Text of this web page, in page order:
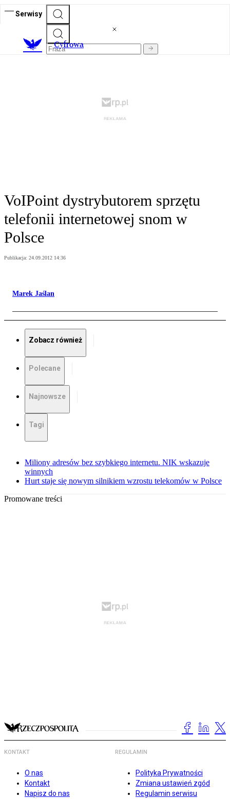
Serwisy
Cyfrowa
VoIPoint dystrybutorem sprzętu
telefonii internetowej snom w
Polsce
Publikacja: 24.09.2012 14:36
Marek Jaślan
Zobacz również
Polecane
Najnowsze
Tagi
Miliony adresów bez szybkiego internetu. NIK wskazuje
winnych
Hurt staje się nowym silnikiem wzrostu telekomów w Polsce
Promowane treści
KONTAKT
O nas
Kontakt
Napisz do nas
REGULAMIN
Polityka Prywatności
Zmiana ustawień zgód
Regulamin serwisu